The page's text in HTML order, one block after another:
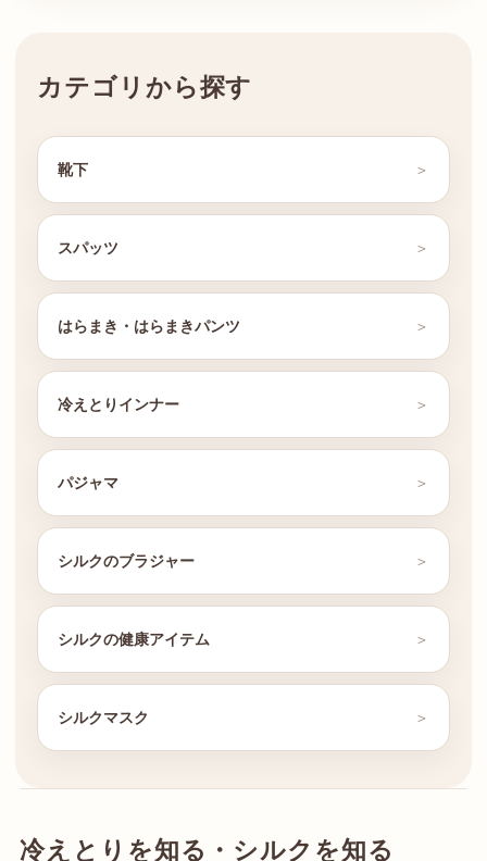
カテゴリから探す
靴下
スパッツ
はらまき・はらまきパンツ
冷えとりインナー
パジャマ
シルクのブラジャー
シルクの健康アイテム
シルクマスク
冷えとりを知る・シルクを知る